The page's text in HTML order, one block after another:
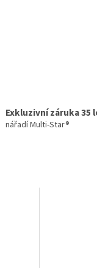
Exkluzivní záruka 35
nářadí Multi-Star®